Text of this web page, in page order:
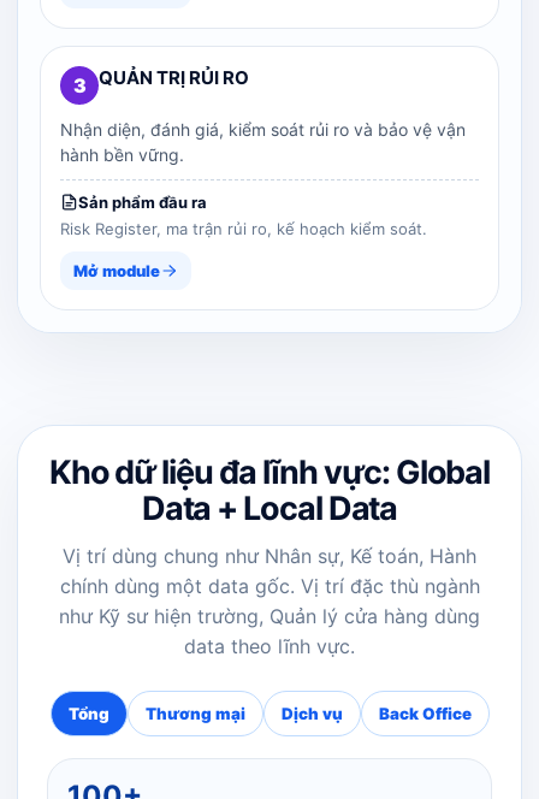
3 QUẢN TRỊ RỦI RO
Nhận diện, đánh giá, kiểm soát rủi ro và bảo vệ vận
hành bền vững.
Sản phẩm đầu ra
Risk Register, ma trận rủi ro, kế hoạch kiểm soát.
Mở module
Kho dữ liệu đa lĩnh vực: Global
Data + Local Data
Vị trí dùng chung như Nhân sự, Kế toán, Hành
chính dùng một data gốc. Vị trí đặc thù ngành
như Kỹ sư hiện trường, Quản lý cửa hàng dùng
data theo lĩnh vực.
Tổng Thương mại Dịch vụ Back Office